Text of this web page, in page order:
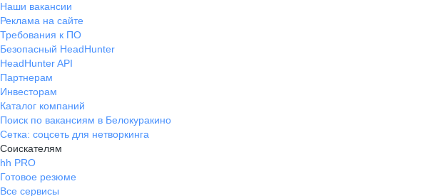
Наши вакансии
Реклама на сайте
Требования к ПО
Безопасный HeadHunter
HeadHunter API
Партнерам
Инвесторам
Каталог компаний
Поиск по вакансиям в Белокуракино
Сетка: соцсеть для нетворкинга
Соискателям
hh PRO
Готовое резюме
Все сервисы